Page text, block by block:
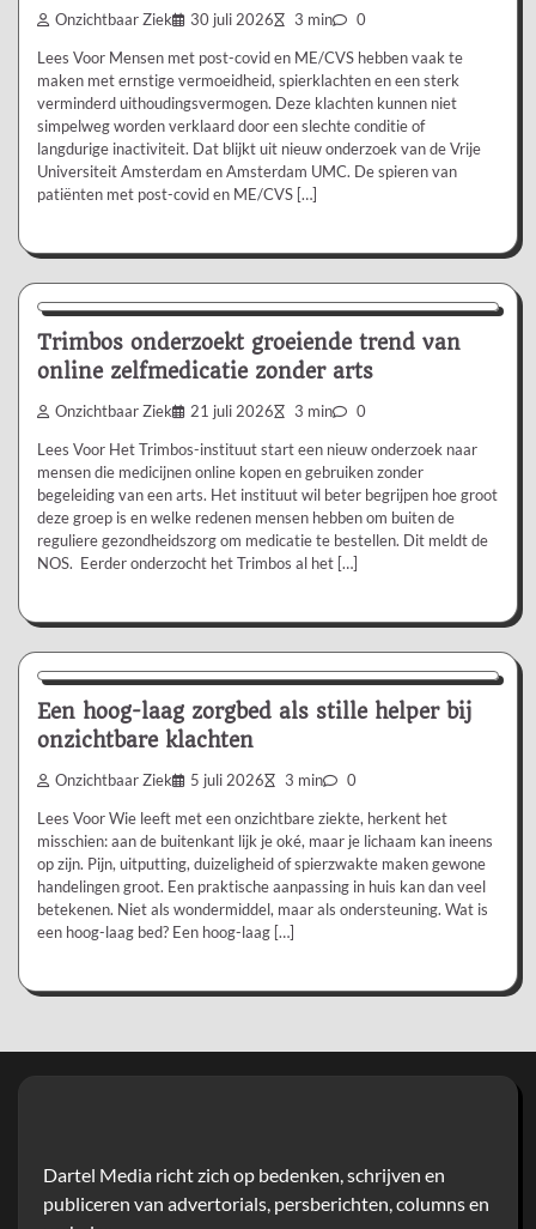
Onzichtbaar Ziek 30 juli 2026 3 min 0
Lees Voor Mensen met post-covid en ME/CVS hebben vaak te
maken met ernstige vermoeidheid, spierklachten en een sterk
verminderd uithoudingsvermogen. Deze klachten kunnen niet
simpelweg worden verklaard door een slechte conditie of
langdurige inactiviteit. Dat blijkt uit nieuw onderzoek van de Vrije
Universiteit Amsterdam en Amsterdam UMC. De spieren van
patiënten met post-covid en ME/CVS […]
Nieuws/Informatie
Trimbos onderzoekt groeiende trend van
online zelfmedicatie zonder arts
Onzichtbaar Ziek 21 juli 2026 3 min 0
Lees Voor Het Trimbos-instituut start een nieuw onderzoek naar
mensen die medicijnen online kopen en gebruiken zonder
begeleiding van een arts. Het instituut wil beter begrijpen hoe groot
deze groep is en welke redenen mensen hebben om buiten de
reguliere gezondheidszorg om medicatie te bestellen. Dit meldt de
NOS. Eerder onderzocht het Trimbos al het […]
Aanbevolen
Een hoog-laag zorgbed als stille helper bij
onzichtbare klachten
Onzichtbaar Ziek 5 juli 2026 3 min 0
Lees Voor Wie leeft met een onzichtbare ziekte, herkent het
misschien: aan de buitenkant lijk je oké, maar je lichaam kan ineens
op zijn. Pijn, uitputting, duizeligheid of spierzwakte maken gewone
handelingen groot. Een praktische aanpassing in huis kan dan veel
betekenen. Niet als wondermiddel, maar als ondersteuning. Wat is
een hoog-laag bed? Een hoog-laag […]
Dartel Media richt zich op bedenken, schrijven en
publiceren van advertorials, persberichten, columns en